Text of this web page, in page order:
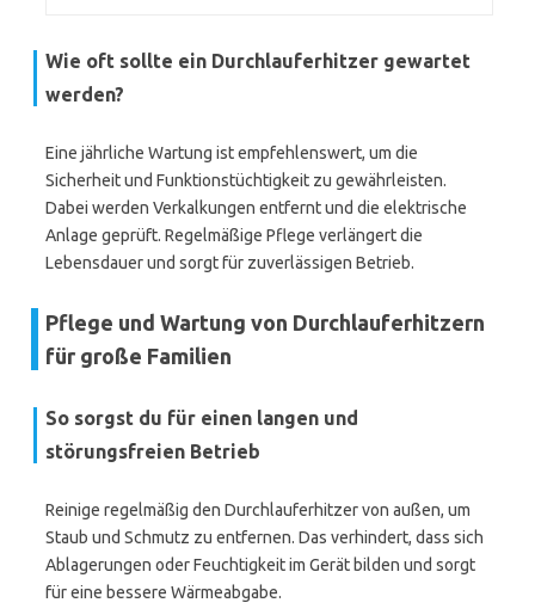
Wie oft sollte ein Durchlauferhitzer gewartet
werden?
Eine jährliche Wartung ist empfehlenswert, um die
Sicherheit und Funktionstüchtigkeit zu gewährleisten.
Dabei werden Verkalkungen entfernt und die elektrische
Anlage geprüft. Regelmäßige Pflege verlängert die
Lebensdauer und sorgt für zuverlässigen Betrieb.
Pflege und Wartung von Durchlauferhitzern
für große Familien
So sorgst du für einen langen und
störungsfreien Betrieb
Reinige regelmäßig den Durchlauferhitzer von außen, um
Staub und Schmutz zu entfernen. Das verhindert, dass sich
Ablagerungen oder Feuchtigkeit im Gerät bilden und sorgt
für eine bessere Wärmeabgabe.